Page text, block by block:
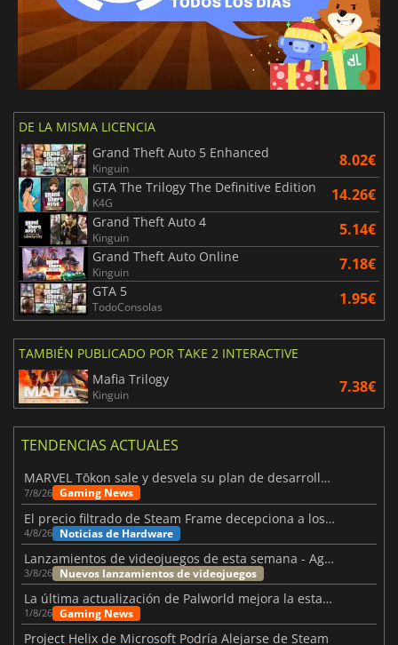
DE LA MISMA LICENCIA
Grand Theft Auto 5 Enhanced
Kinguin 8.02€
GTA The Trilogy The Definitive Edition
K4G 14.26€
Grand Theft Auto 4
Kinguin 5.14€
Grand Theft Auto Online
Kinguin 7.18€
GTA 5
TodoConsolas 1.95€
TAMBIÉN PUBLICADO POR TAKE 2 INTERACTIVE
Mafia Trilogy
Kinguin 7.38€
TENDENCIAS ACTUALES
MARVEL Tōkon sale y desvela su plan de desarrollo para el primer año
7/8/26 Gaming News
El precio filtrado de Steam Frame decepciona a los usuarios
4/8/26 Noticias de Hardware
Lanzamientos de videojuegos de esta semana - Agosto de 2026 (semana 32)
3/8/26 Nuevos lanzamientos de videojuegos
La última actualización de Palworld mejora la estabilidad
1/8/26 Gaming News
Project Helix de Microsoft Podría Alejarse de Steam